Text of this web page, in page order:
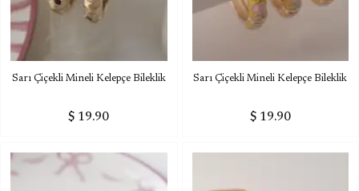
Sarı Çiçekli Mineli Kelepçe Bileklik
$ 19.90
Sarı Çiçekli Mineli Kelepçe Bileklik
$ 19.90